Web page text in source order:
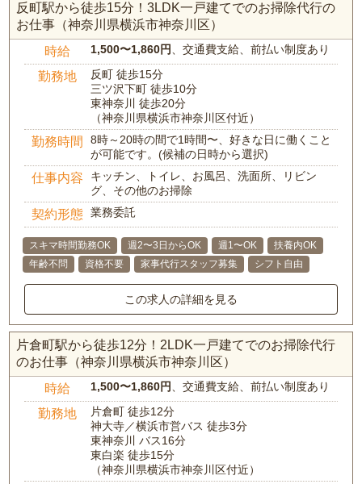
反町駅から徒歩15分！3LDK一戸建てでのお掃除代行の
お仕事（神奈川県横浜市神奈川区）
時給 1,500〜1,860円、交通費支給、前払い制度あり
勤務地
反町 徒歩15分
三ツ沢下町 徒歩10分
東神奈川 徒歩20分
（神奈川県横浜市神奈川区付近）
勤務時間
8時～20時の間で1時間〜、好きな日に働くこと
が可能です。(候補の日時から選択)
仕事内容
キッチン、トイレ、お風呂、洗面所、リビン
グ、その他のお掃除
契約形態 業務委託
スキマ時間勤務OK 週2〜3日からOK 週1〜OK
扶養内OK
年齢不問
資格不要 家事代行スタッフ募集 シフト自由
この求人の詳細を見る
片倉町駅から徒歩12分！2LDK一戸建てでのお掃除代行
のお仕事（神奈川県横浜市神奈川区）
時給 1,500〜1,860円、交通費支給、前払い制度あり
勤務地
片倉町 徒歩12分
神大寺／横浜市営バス 徒歩3分
東神奈川 バス16分
東白楽 徒歩15分
（神奈川県横浜市神奈川区付近）